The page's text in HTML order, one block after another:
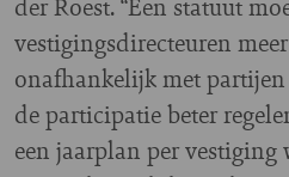
vestigingsdirecteuren
onafhankelijk met
de participatie beter
een jaarplan per vestiging